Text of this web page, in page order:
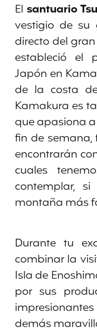
El santuario
vestigio de su
directo del
estableció el
Japón en
de la costa
Kamakura es
que apasiona
fin de semana,
encontrarán
cuales
contemplar,
montaña más
Durante tu
combinar la
Isla de
por sus
demás